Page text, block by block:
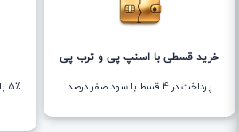
خرید قسطی با اسنپ پی و ترب پی
پرداخت در 4 قسط با سود صفر درصد